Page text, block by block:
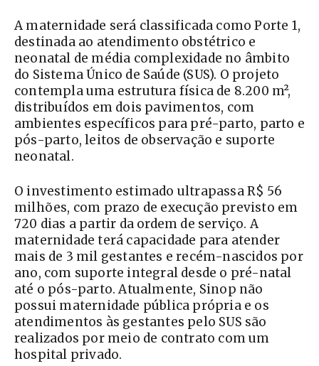
A maternidade será classificada como Porte 1,
destinada ao atendimento obstétrico e
neonatal de média complexidade no âmbito
do Sistema Único de Saúde (SUS). O projeto
contempla uma estrutura física de 8.200 m²,
distribuídos em dois pavimentos, com
ambientes específicos para pré-parto, parto e
pós-parto, leitos de observação e suporte
neonatal.
O investimento estimado ultrapassa R$ 56
milhões, com prazo de execução previsto em
720 dias a partir da ordem de serviço. A
maternidade terá capacidade para atender
mais de 3 mil gestantes e recém-nascidos por
ano, com suporte integral desde o pré-natal
até o pós-parto. Atualmente, Sinop não
possui maternidade pública própria e os
atendimentos às gestantes pelo SUS são
realizados por meio de contrato com um
hospital privado.